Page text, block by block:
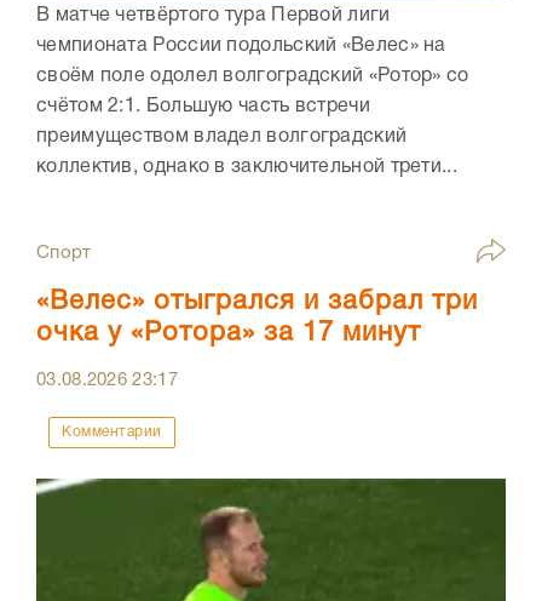
В матче четвёртого тура Первой лиги
чемпионата России подольский «Велес» на
своём поле одолел волгоградский «Ротор» со
счётом 2:1. Большую часть встречи
преимуществом владел волгоградский
коллектив, однако в заключительной трети...
Спорт
«Велес» отыгрался и забрал три
очка у «Ротора» за 17 минут
03.08.202623:17
Комментарии